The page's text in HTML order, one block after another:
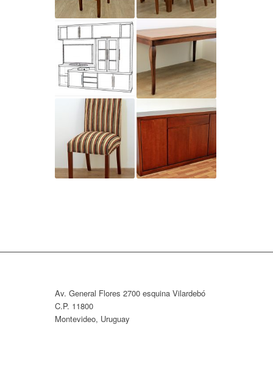
Av. General Flores 2700 esquina Vilardebó
C.P. 11800
Montevideo, Uruguay